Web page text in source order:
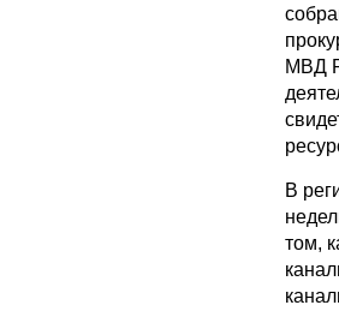
МВД
В
том,